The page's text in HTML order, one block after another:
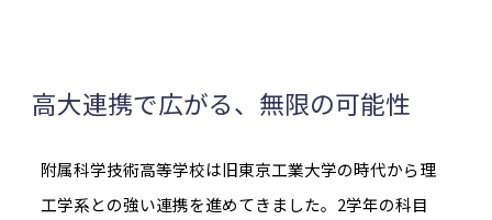
高大連携で広がる、無限の可能性
附属科学技術高等学校は旧東京工業大学の時代から理
工学系との強い連携を進めてきました。2学年の科目